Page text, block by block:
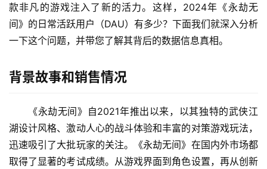
款非凡的游戏注入了新的活力。这样，2024年《永劫无
间》的日常活跃用户（DAU）有多少？下面我们就深入分析
一下这个问题，并带您了解其背后的数据信息真相。
背景故事和销售情况
《永劫无间》自2021年推出以来，以其独特的武侠江
湖设计风格、激动人心的战斗体验和丰富的对策游戏玩法，
迅速吸引了大批玩家的关注。《永劫无间》在国内外市场都
取得了显著的考试成绩。从游戏界面到角色设置，再从创新